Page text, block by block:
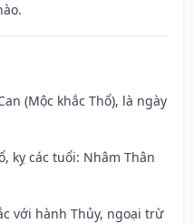
(Mộc khắc Thổ), là ngày
kỵ các tuổi: Nhâm Thân
với hành Thủy, ngoại trừ